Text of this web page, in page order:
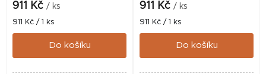
911 Kč / ks
Měrná
cena:
911 Kč / 1 ks
Do košíku
911 Kč / ks
Měrná
cena:
911 Kč / 1 ks
Do košíku